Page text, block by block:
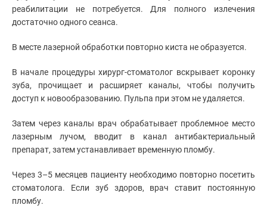
реабилитации не потребуется. Для полного излечения
достаточно одного сеанса.
В месте лазерной обработки повторно киста не образуется.
В начале процедуры хирург-стоматолог вскрывает коронку
зуба, прочищает и расширяет каналы, чтобы получить
доступ к новообразованию. Пульпа при этом не удаляется.
Затем через каналы врач обрабатывает проблемное место
лазерным лучом, вводит в канал антибактериальный
препарат, затем устанавливает временную пломбу.
Через 3–5 месяцев пациенту необходимо повторно посетить
стоматолога. Если зуб здоров, врач ставит постоянную
пломбу.